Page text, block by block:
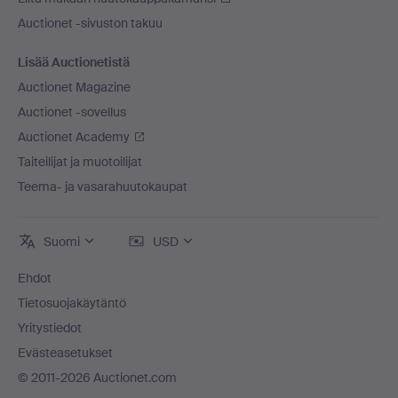
Auctionet -sivuston takuu
Lisää Auctionetistä
Auctionet Magazine
Auctionet -sovellus
Auctionet Academy
Taiteilijat ja muotoilijat
Teema- ja vasarahuutokaupat
Suomi USD
Ehdot
Tietosuojakäytäntö
Yritystiedot
Evästeasetukset
© 2011-2026 Auctionet.com